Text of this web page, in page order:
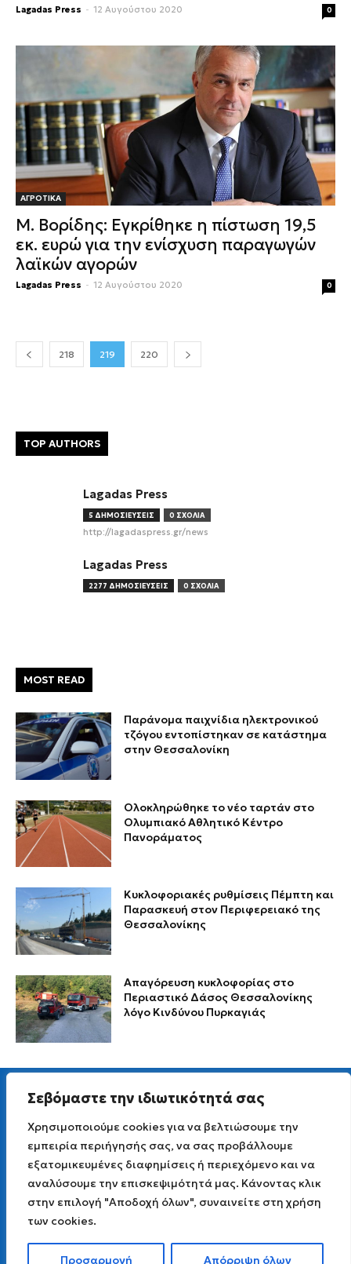
Σεβόμαστε την ιδιωτικότητά σας
Χρησιμοποιούμε cookies για να βελτιώσουμε την
εμπειρία περιήγησής σας, να σας προβάλλουμε
εξατομικευμένες διαφημίσεις ή περιεχόμενο και να
αναλύσουμε την επισκεψιμότητά μας. Κάνοντας κλικ
στην επιλογή "Αποδοχή όλων", συναινείτε στη χρήση
των cookies.
Προσαρμογή Απόρριψη όλων
Lagadas Press - 12 Αυγούστου 2020 0
ΑΓΡΟΤΙΚΑ
Μ. Βορίδης: Εγκρίθηκε η πίστωση 19,5
εκ. ευρώ για την ενίσχυση παραγωγών
λαϊκών αγορών
Lagadas Press - 12 Αυγούστου 2020 0
218 219 220
TOP AUTHORS
Lagadas Press
5 ΔΗΜΟΣΙΕΥΣΕΙΣ 0 ΣΧΟΛΙΑ
http://lagadaspress.gr/news
Lagadas Press
2277 ΔΗΜΟΣΙΕΥΣΕΙΣ 0 ΣΧΟΛΙΑ
MOST READ
Παράνομα παιχνίδια ηλεκτρονικού
τζόγου εντοπίστηκαν σε κατάστημα
στην Θεσσαλονίκη
Ολοκληρώθηκε το νέο ταρτάν στο
Ολυμπιακό Αθλητικό Κέντρο
Πανοράματος
Κυκλοφοριακές ρυθμίσεις Πέμπτη και
Παρασκευή στον Περιφερειακό της
Θεσσαλονίκης
Απαγόρευση κυκλοφορίας στο
Περιαστικό Δάσος Θεσσαλονίκης
λόγο Κινδύνου Πυρκαγιάς
Για άμεση επικοινωνία στείλτε μας Viber μήνυμα
στο6977 691 251
Email επικοινωνίας info [AT] lagadaspress.gr
Όροι χρήσης| Πολιτική Απορρήτου